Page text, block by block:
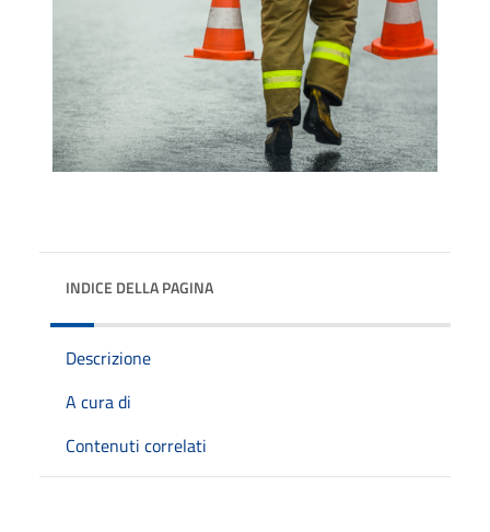
INDICE DELLA PAGINA
Descrizione
A cura di
Contenuti correlati